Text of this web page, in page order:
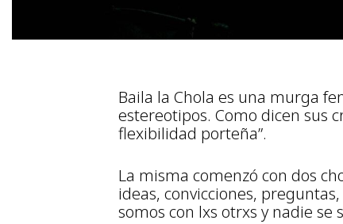
Baila la Chola es una murga
estereotipos. Como dicen sus
flexibilidad porteña”.
La misma comenzó con dos
ideas, convicciones,
somos con lxs otrxs y nadie se